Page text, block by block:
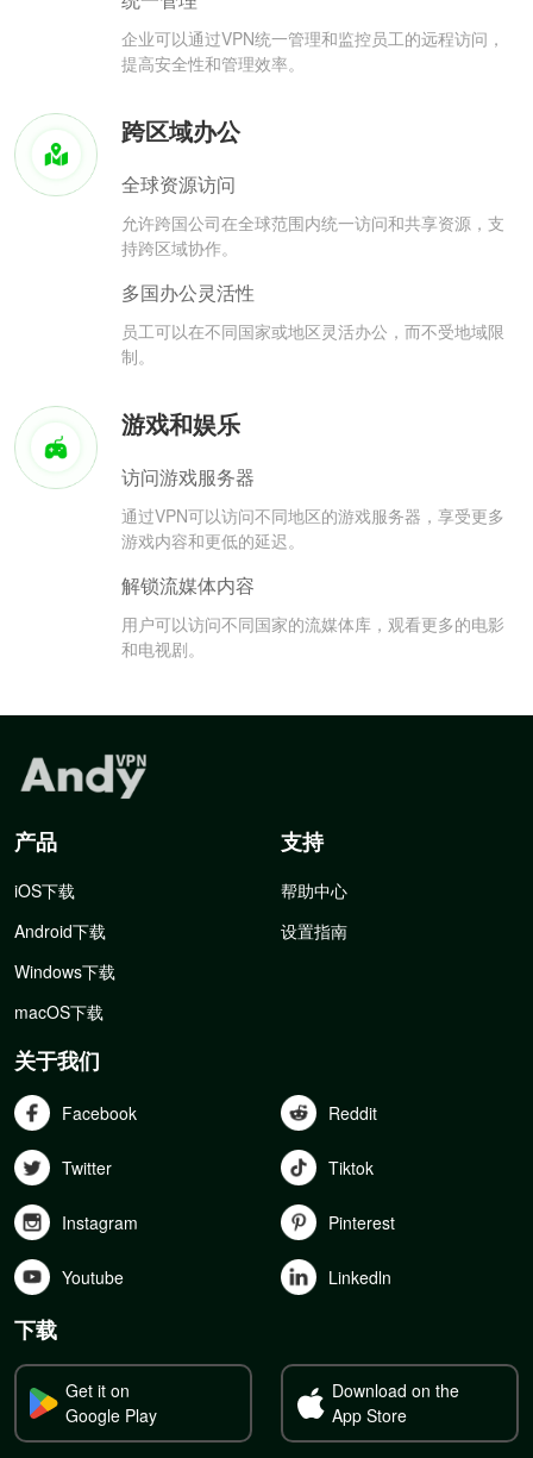
企业可以通过VPN统一管理和监控员工的远程访问，
提高安全性和管理效率。
跨区域办公
全球资源访问
允许跨国公司在全球范围内统一访问和共享资源，支
持跨区域协作。
多国办公灵活性
员工可以在不同国家或地区灵活办公，而不受地域限
制。
游戏和娱乐
访问游戏服务器
通过VPN可以访问不同地区的游戏服务器，享受更多
游戏内容和更低的延迟。
解锁流媒体内容
用户可以访问不同国家的流媒体库，观看更多的电影
和电视剧。
产品
iOS下载
Android下载
Windows下载
macOS下载
支持
帮助中心
设置指南
关于我们
Facebook Reddit
Twitter Tiktok
Instagram Pinterest
Youtube Linkedln
下载
Get it on
Google Play
Download on the
App Store